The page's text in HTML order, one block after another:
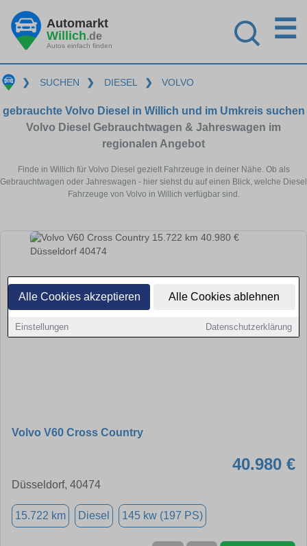
Alle Cookies akzeptieren Alle Cookies ablehnen
Einstellungen Datenschutzerklärung
Automarkt
Willich.de
Autos einfach finden
☰
❯ SUCHEN ❯ DIESEL ❯ VOLVO
gebrauchte Volvo Diesel in Willich und im Umkreis suchen
Volvo Diesel Gebrauchtwagen & Jahreswagen im
regionalen Angebot
Finde in Willich für Volvo Diesel gezielt Fahrzeuge in deiner Nähe. Ob als
Gebrauchtwagen oder Jahreswagen - hier siehst du auf einen Blick, welche Diesel
Fahrzeuge von Volvo in Willich verfügbar sind.
Volvo V60 Cross Country
40.980 €
Düsseldorf, 40474
15.722 km Diesel 145 kw (197 PS)